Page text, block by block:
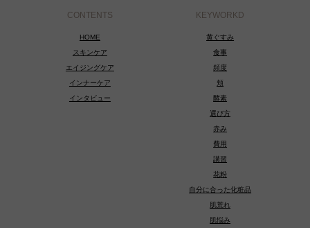
CONTENTS
HOME
スキンケア
エイジングケア
インナーケア
インタビュー
KEYWORKD
黄ぐすみ
食事
頻度
頬
酵素
選び方
赤み
費用
講習
花粉
自分に合った化粧品
肌荒れ
肌悩み